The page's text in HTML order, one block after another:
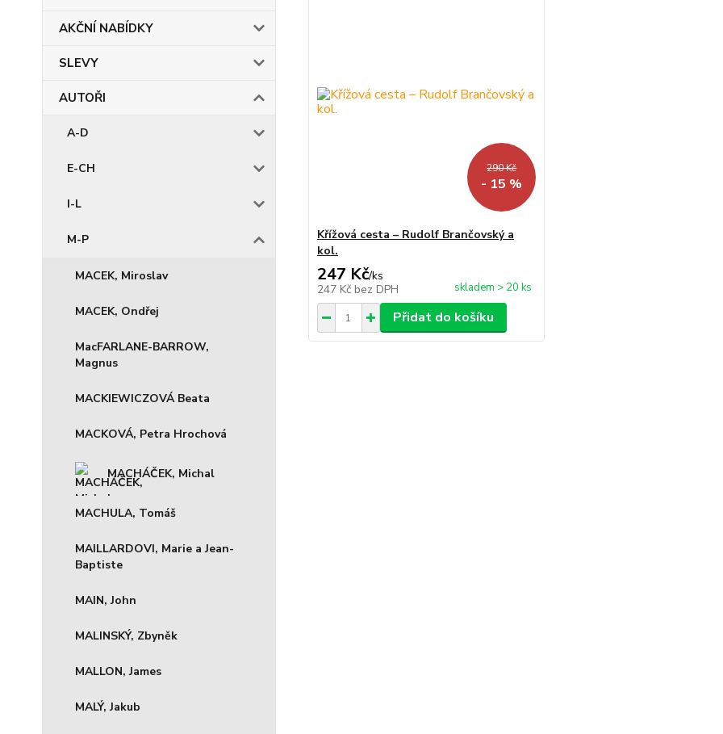
AKČNÍ NABÍDKY
SLEVY
AUTOŘI
A-D
E-CH
I-L
M-P
MACEK, Miroslav
MACEK, Ondřej
MacFARLANE-BARROW,
Magnus
MACKIEWICZOVÁ Beata
MACKOVÁ, Petra Hrochová
MACHÁČEK, Michal
MACHULA, Tomáš
MAILLARDOVI, Marie a Jean-
Baptiste
MAIN, John
MALINSKÝ, Zbyněk
MALLON, James
MALÝ, Jakub
290 Kč
- 15 %
Křížová cesta – Rudolf Brančovský a
kol.
247 Kč/ks
247 Kč bez DPH skladem > 20 ks
Přidat do košíku